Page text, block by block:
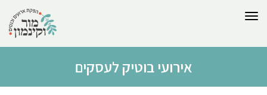
תפריט
אירועי בוטיק לעסקים